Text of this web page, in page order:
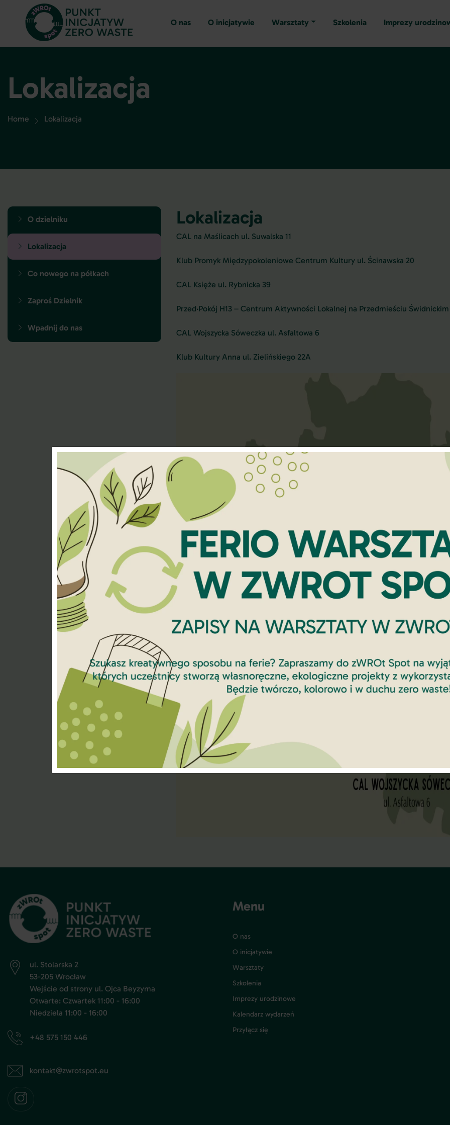
O nas O inicjatywie Warsztaty Szkolenia Imprezy
Lokalizacja
Home Lokalizacja
O dzielniku
Lokalizacja
Co nowego na półkach
Zaproś Dzielnik
Wpadnij do nas
Lokalizacja
CAL na Maślicach ul. Suwalska 11
Klub Promyk Międzypokoleniowe Centrum Kultury ul. Ścinawska 20
CAL Księże ul. Rybnicka 39
Przed·Pokój H13 – Centrum Aktywności Lokalnej na Przedmieściu
CAL Wojszycka Sóweczka ul. Asfaltowa 6
Klub Kultury Anna ul. Zielińskiego 22A
ul. Stolarska 2
53-205 Wrocław
Wejście od strony ul. Ojca Beyzyma
Otwarte: Czwartek 11:00 - 16:00
Niedziela 11:00 - 16:00
+48 575 150 446
kontakt@zwrotspot.eu
Menu
O nas
O inicjatywie
Warsztaty
Szkolenia
Imprezy urodzinowe
Kalendarz wydarzeń
Przyłącz się